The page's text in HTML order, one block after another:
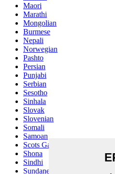
Maori
Marathi
Mongolian
Burmese
Nepali
Norwegian
Pashto
Persian
Punjabi
Serbian
Sesotho
Sinhala
Slovak
Slovenian
Somali
Samoan
Scots Gaelic
Shona
Sindhi
Sundanese